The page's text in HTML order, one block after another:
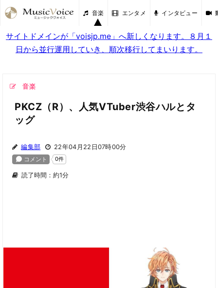
音楽 エンタメ インタビュー
サイトドメインが「voisjp.me」へ新しくなります。８月１
日から並行運用していき、順次移行してまいります。
音楽
PKCZ（R）、人気VTuber渋谷ハルとタ
ッグ
編集部 22年04月22日07時00分
読了時間：約1分